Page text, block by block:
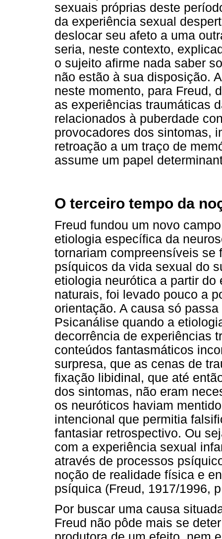
sexuais próprias deste
da experiência sexual
deslocar seu afeto a uma
seria, neste contexto,
o sujeito afirme nada saber
não estão à sua disposição.
neste momento, para Freud,
as experiências traumáticas
relacionados à puberdade
provocadores dos sintomas,
retroação a um traço de
assume um papel
O terceiro tempo da
Freud fundou um novo
etiologia específica da
tornariam compreensíveis se
psíquicos da vida sexual do
etiologia neurótica a partir
naturais, foi levado pouco a
orientação. A causa só
Psicanálise quando a
decorrência de experiências
conteúdos fantasmáticos
surpresa, que as cenas de
fixação libidinal, que até
dos sintomas, não eram
os neuróticos haviam
intencional que permitia
fantasiar retrospectivo. Ou
com a experiência sexual
através de processos
noção de realidade física e
psíquica (Freud, 1917/1996,
Por buscar uma causa
Freud não pôde mais se